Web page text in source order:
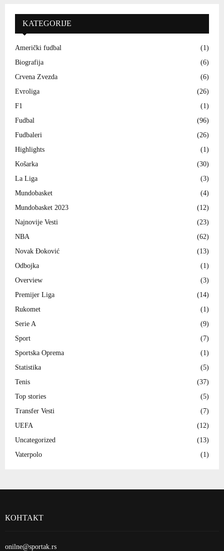
KATEGORIJE
Američki fudbal
(1)
Biografija
(6)
Crvena Zvezda
(6)
Evroliga
(26)
F1
(1)
Fudbal
(96)
Fudbaleri
(26)
Highlights
(1)
Košarka
(30)
La Liga
(3)
Mundobasket
(4)
Mundobasket 2023
(12)
Najnovije Vesti
(23)
NBA
(62)
Novak Đoković
(13)
Odbojka
(1)
Overview
(3)
Premijer Liga
(14)
Rukomet
(1)
Serie A
(9)
Sport
(7)
Sportska Oprema
(1)
Statistika
(5)
Tenis
(37)
Top stories
(5)
Transfer Vesti
(7)
UEFA
(12)
Uncategorized
(13)
Vaterpolo
(1)
КОНТАКТ
onilne@sportak.rs